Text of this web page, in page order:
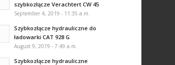
szybkozłącze Verachtert CW 45
September 4, 2019 - 11:35 a.m.
Szybkozłącze hydrauliczne do
ładowarki CAT 928 G
August 9, 2019 - 7:49 a.m.
Szybkozłącze hydrauliczne